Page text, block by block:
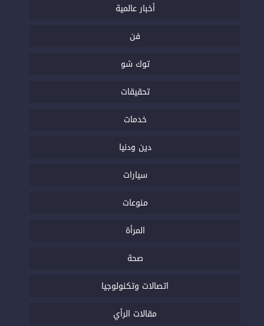
أخبار عالمية
فن
توك شو
تحقيقات
خدمات
دين ودنيا
سيارات
منوعات
المرأة
صحة
اتصالات وتكنولوجيا
مقالات الرأي